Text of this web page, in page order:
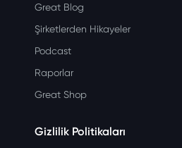
Great Blog
Şirketlerden Hikayeler
Podcast
Raporlar
Great Shop
Gizlilik Politikaları